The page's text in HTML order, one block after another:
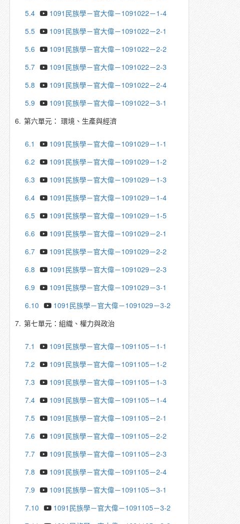
5.4
1091民族學－官大偉－1091022－1-4
5.5
1091民族學－官大偉－1091022－2-1
5.6
1091民族學－官大偉－1091022－2-2
5.7
1091民族學－官大偉－1091022－2-3
5.8
1091民族學－官大偉－1091022－2-4
5.9
1091民族學－官大偉－1091022－3-1
6. 第六單元： 環境、生產與經濟
6.1
1091民族學－官大偉－1091029－1-1
6.2
1091民族學－官大偉－1091029－1-2
6.3
1091民族學－官大偉－1091029－1-3
6.4
1091民族學－官大偉－1091029－1-4
6.5
1091民族學－官大偉－1091029－1-5
6.6
1091民族學－官大偉－1091029－2-1
6.7
1091民族學－官大偉－1091029－2-2
6.8
1091民族學－官大偉－1091029－2-3
6.9
1091民族學－官大偉－1091029－3-1
6.10
1091民族學－官大偉－1091029－3-2
7. 第七單元：組織、權力與政治
7.1
1091民族學－官大偉－1091105－1-1
7.2
1091民族學－官大偉－1091105－1-2
7.3
1091民族學－官大偉－1091105－1-3
7.4
1091民族學－官大偉－1091105－1-4
7.5
1091民族學－官大偉－1091105－2-1
7.6
1091民族學－官大偉－1091105－2-2
7.7
1091民族學－官大偉－1091105－2-3
7.8
1091民族學－官大偉－1091105－2-4
7.9
1091民族學－官大偉－1091105－3-1
7.10
1091民族學－官大偉－1091105－3-2